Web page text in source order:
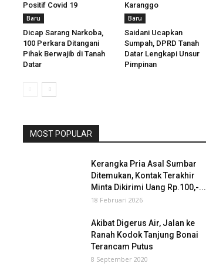
Positif Covid 19
Karanggo
Baru
Dicap Sarang Narkoba,
100 Perkara Ditangani
Pihak Berwajib di Tanah
Datar
Baru
Saidani Ucapkan
Sumpah, DPRD Tanah
Datar Lengkapi Unsur
Pimpinan
MOST POPULAR
Kerangka Pria Asal Sumbar
Ditemukan, Kontak Terakhir
Minta Dikirimi Uang Rp.100,-...
18 Februari 2026
Akibat Digerus Air, Jalan ke
Ranah Kodok Tanjung Bonai
Terancam Putus
8 September 2020